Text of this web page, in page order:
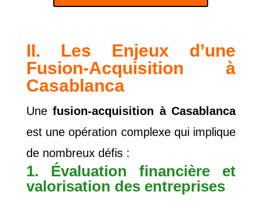
II. Les Enjeux d’une
Fusion-Acquisition à
Casablanca
Unefusion-acquisition à Casablanca
est une opération complexe qui implique
de nombreux défis :
1. Évaluation financière et
valorisation des entreprises